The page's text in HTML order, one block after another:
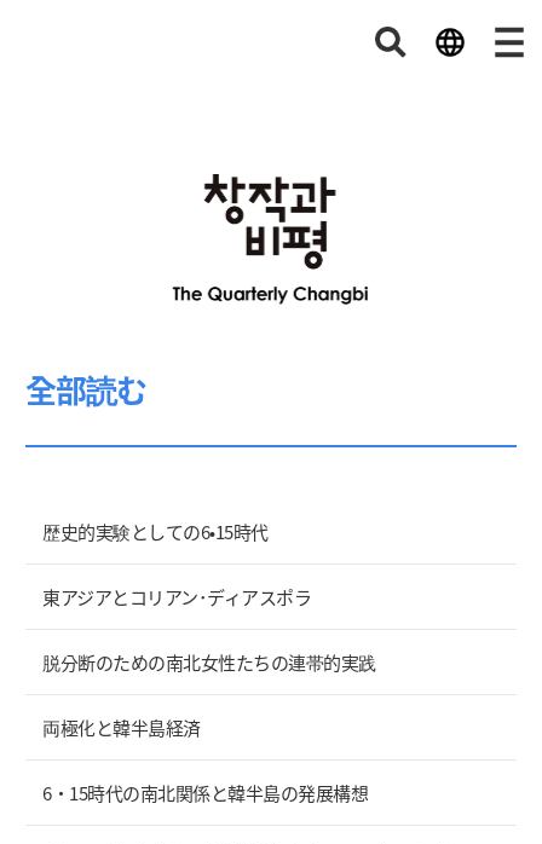
全部読む
歴史的実験としての6•15時代
東アジアとコリアン･ディアスポラ
脱分断のための南北女性たちの連帯的実践
両極化と韓半島経済
6・15時代の南北関係と韓半島の発展構想